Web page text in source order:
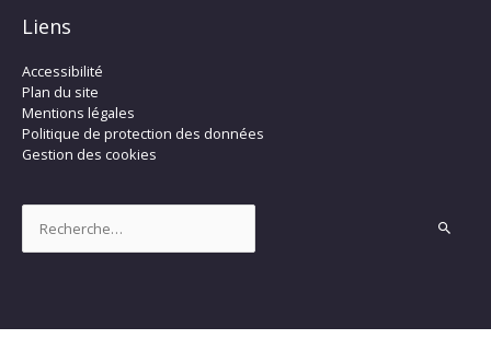
Liens
Accessibilité
Plan du site
Mentions légales
Politique de protection des données
Gestion des cookies